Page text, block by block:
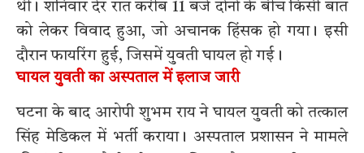
थी। शनिवार देर रात करीब 11 बजे दोनों के बीच किसी बात
को लेकर विवाद हुआ, जो अचानक हिंसक हो गया। इसी
दौरान फायरिंग हुई, जिसमें युवती घायल हो गई।
घायल युवती का अस्पताल में इलाज जारी
घटना के बाद आरोपी शुभम राय ने घायल युवती को तत्काल
सिंह मेडिकल में भर्ती कराया। अस्पताल प्रशासन ने मामले